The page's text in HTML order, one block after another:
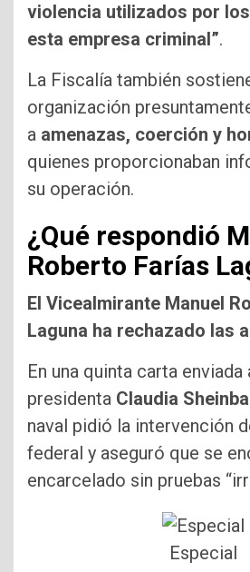
violencia utilizados por
esta empresa criminal”.
La Fiscalía también
organización
a amenazas, coerción y
quienes proporcionaban
su operación.
¿Qué respondió
Roberto Farías
El Vicealmirante Manuel
Laguna ha rechazado las
En una quinta carta enviada
presidenta Claudia
naval pidió la intervención
federal y aseguró que se
encarcelado sin pruebas
Especial